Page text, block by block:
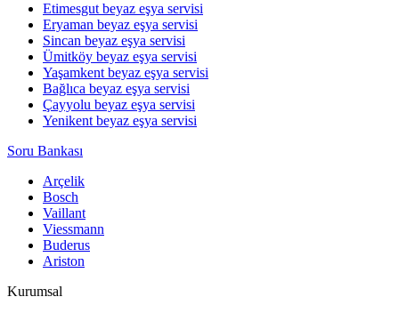
Etimesgut beyaz eşya servisi
Eryaman beyaz eşya servisi
Sincan beyaz eşya servisi
Ümitköy beyaz eşya servisi
Yaşamkent beyaz eşya servisi
Bağlıca beyaz eşya servisi
Çayyolu beyaz eşya servisi
Yenikent beyaz eşya servisi
Soru Bankası
Arçelik
Bosch
Vaillant
Viessmann
Buderus
Ariston
Kurumsal